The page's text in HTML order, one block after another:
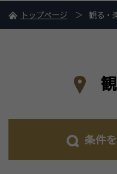
トップページ 観る・
条件